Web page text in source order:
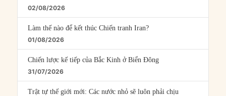
02/08/2026
Làm thế nào để kết thúc Chiến tranh Iran?
01/08/2026
Chiến lược kế tiếp của Bắc Kinh ở Biển Đông
31/07/2026
Trật tự thế giới mới: Các nước nhỏ sẽ luôn phải chịu